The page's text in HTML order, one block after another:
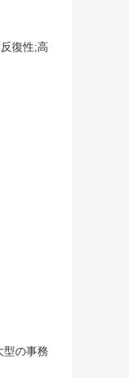
復性;高
型の事務